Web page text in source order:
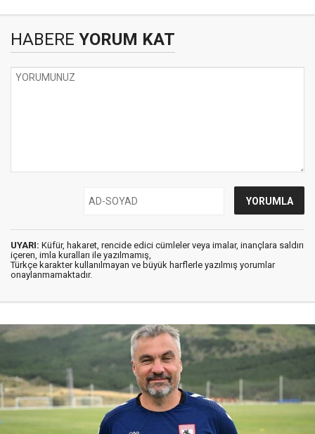
HABERE YORUM KAT
UYARI: Küfür, hakaret, rencide edici cümleler veya imalar, inançlara saldırı
içeren, imla kuralları ile yazılmamış,
Türkçe karakter kullanılmayan ve büyük harflerle yazılmış yorumlar
onaylanmamaktadır.